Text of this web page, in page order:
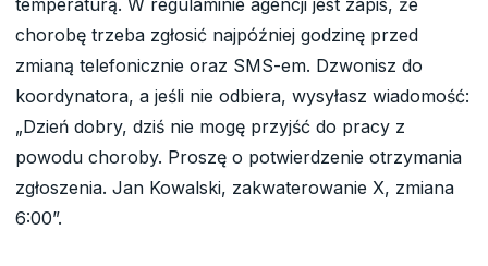
temperaturą. W regulaminie agencji jest zapis, że
chorobę trzeba zgłosić najpóźniej godzinę przed
zmianą telefonicznie oraz SMS-em. Dzwonisz do
koordynatora, a jeśli nie odbiera, wysyłasz wiadomość:
„Dzień dobry, dziś nie mogę przyjść do pracy z
powodu choroby. Proszę o potwierdzenie otrzymania
zgłoszenia. Jan Kowalski, zakwaterowanie X, zmiana
6:00”.